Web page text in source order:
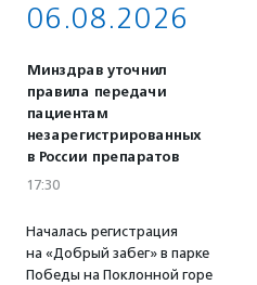
06.08.2026
Минздрав уточнил
правила передачи
пациентам
незарегистрированных
в России препаратов
17:30
Началась регистрация
на «Добрый забег» в парке
Победы на Поклонной горе